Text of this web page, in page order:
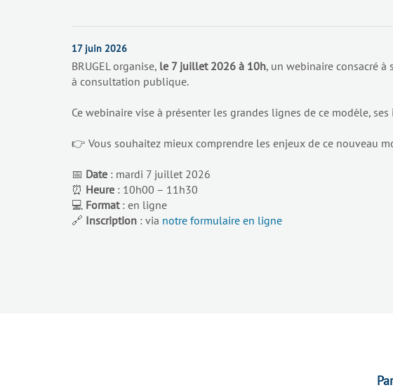
17 juin 2026
BRUGEL organise, le 7 juillet 2026 à 10h, un webinaire consacré
à consultation publique.
Ce webinaire vise à présenter les grandes lignes de ce modèle,
👉 Vous souhaitez mieux comprendre les enjeux de ce nouveau
📅 Date : mardi 7 juillet 2026
⏰ Heure : 10h00 – 11h30
💻 Format: en ligne
🔗 Inscription : via notre formulaire en ligne